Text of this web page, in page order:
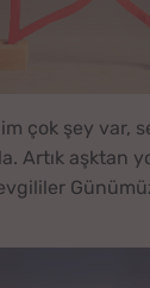
çok şey var,
Artık aşktan